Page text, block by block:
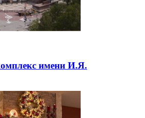
имени И.Я.